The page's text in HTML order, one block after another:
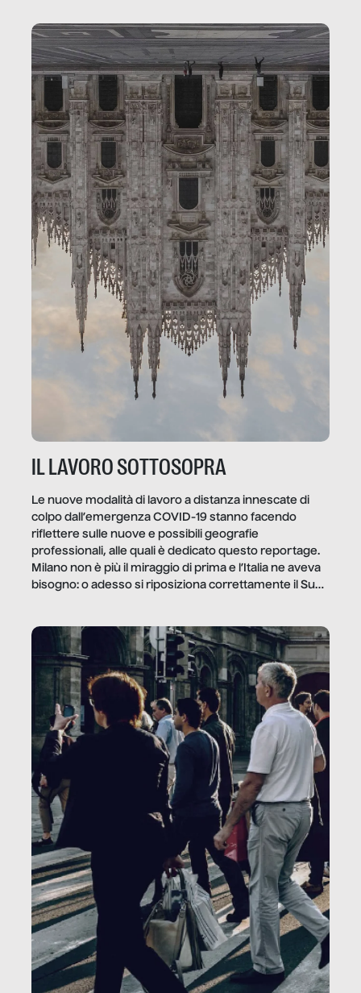
IL LAVORO SOTTOSOPRA
Le nuove modalità di lavoro a distanza innescate di
colpo dall’emergenza COVID-19 stanno facendo
riflettere sulle nuove e possibili geografie
professionali, alle quali è dedicato questo reportage.
Milano non è più il miraggio di prima e l’Italia ne aveva
bisogno: o adesso si riposiziona correttamente il Sud